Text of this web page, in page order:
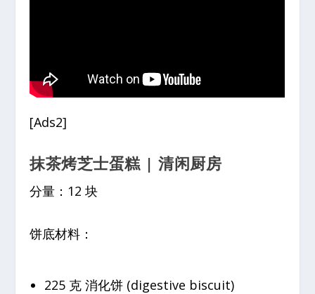
[Ads2]
抹茶烤芝士蛋糕 | 清闲厨房
分量：12 块
饼底材料：
225 克 消化饼 (digestive biscuit)